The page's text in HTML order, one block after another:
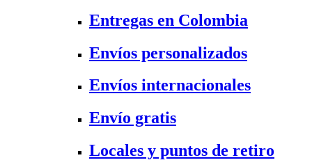
Entregas en Colombia
Envíos personalizados
Envíos internacionales
Envío gratis
Locales y puntos de retiro